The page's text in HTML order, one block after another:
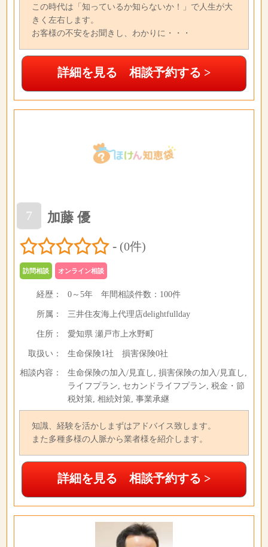
この時代は「知っているか知らないか！」で人生が大
きく左右します。
お客様の不安をお聞きし、わかりに・・・
詳細を見る 相談予約する >
7
加藤 優
- (0件)
訪問相談 オンライン相談
経歴： 0～5年年間相談件数： 100件
所属： 三井住友海上代理店delightfullday
住所： 愛知県 瀬戸市上水野町
取扱い： 生命保険1社 損害保険0社
相談内容：
生命保険の加入/見直し, 損害保険の加入/見直し,
ライフプラン, セカンドライフプラン, 税金・節
税対策, 相続対策, 事業承継
知識、経験を活かしまずはアドバイス致します。
また多種多様の人脈から業者様を紹介します。
詳細を見る 相談予約する >